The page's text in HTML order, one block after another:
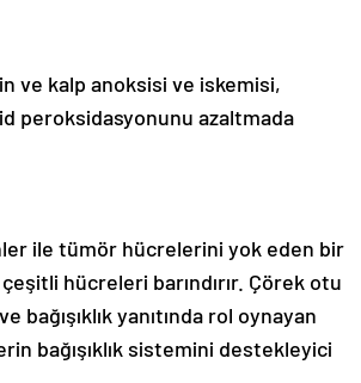
ve kalp anoksisi ve iskemisi,
peroksidasyonunu azaltmada
ile tümör hücrelerini yok eden bir
çeşitli hücreleri barındırır. Çörek otu
yanıtında rol oynayan
bağışıklık sistemini destekleyici